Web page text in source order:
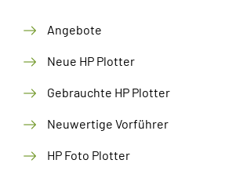
Angebote
Neue HP Plotter
Gebrauchte HP Plotter
Neuwertige Vorführer
HP Foto Plotter